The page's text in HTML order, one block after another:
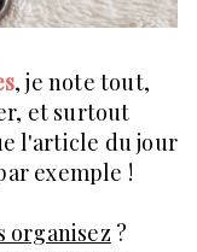
, je note tout,
et surtout
l'article du jour
exemple !
organisez ?